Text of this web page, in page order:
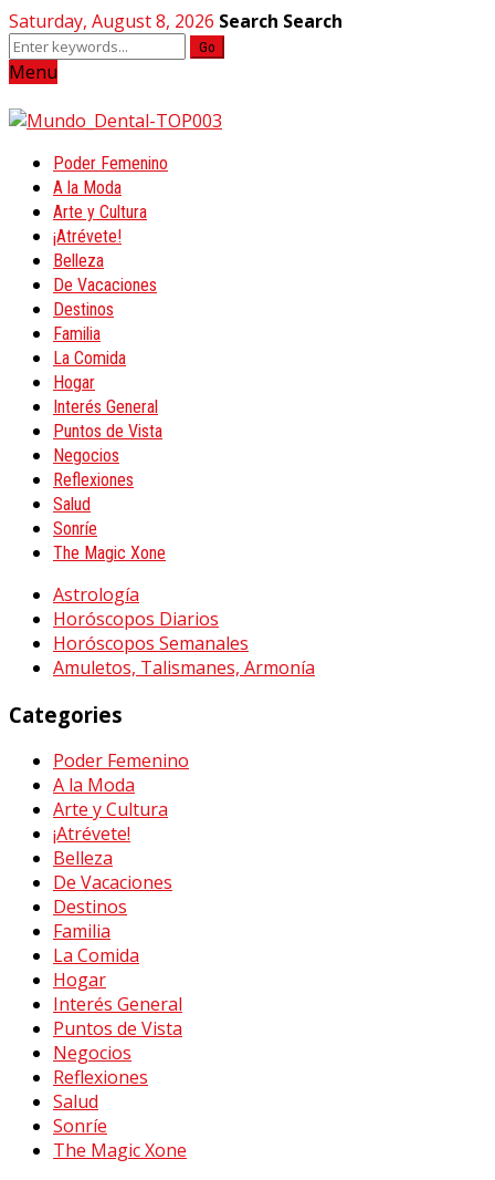
Saturday, August 8, 2026 Search Search
Go
Menu
Poder Femenino
A la Moda
Arte y Cultura
¡Atrévete!
Belleza
De Vacaciones
Destinos
Familia
La Comida
Hogar
Interés General
Puntos de Vista
Negocios
Reflexiones
Salud
Sonríe
The Magic Xone
Astrología
Horóscopos Diarios
Horóscopos Semanales
Amuletos, Talismanes, Armonía
Categories
Poder Femenino
A la Moda
Arte y Cultura
¡Atrévete!
Belleza
De Vacaciones
Destinos
Familia
La Comida
Hogar
Interés General
Puntos de Vista
Negocios
Reflexiones
Salud
Sonríe
The Magic Xone